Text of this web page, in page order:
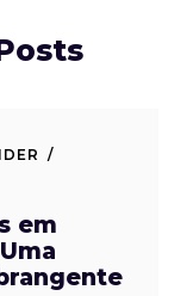
em